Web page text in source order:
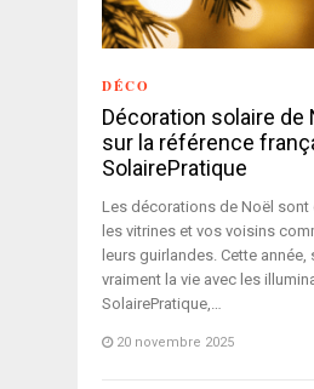
DÉCO
Décoration solaire de
sur la référence
SolairePratique
Les décorations de Noël
les vitrines et vos voisins
leurs guirlandes. Cette
vraiment la vie avec les
SolairePratique,…
20 novembre 2025